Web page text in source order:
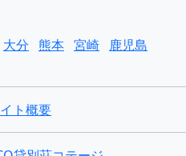
大分 熊本 宮崎
鹿児島
ト概要